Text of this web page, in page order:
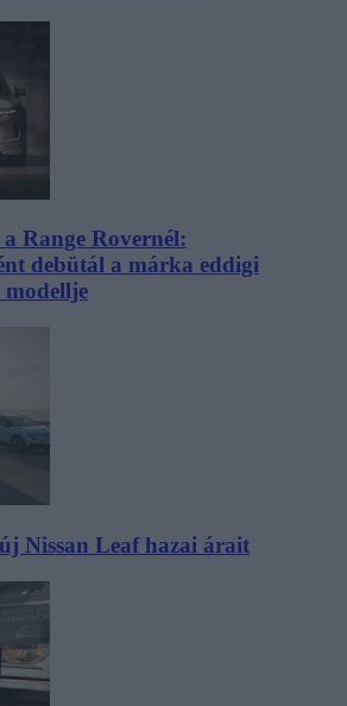
Range Rovernél:
debütál a márka eddigi
modellje
Nissan Leaf hazai árait